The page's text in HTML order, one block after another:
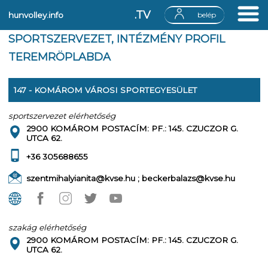
hunvolley.info .TV belép
SPORTSZERVEZET, INTÉZMÉNY PROFIL
TEREMRÖPLABDA
147 - KOMÁROM VÁROSI SPORTEGYESÜLET
sportszervezet elérhetőség
2900 KOMÁROM POSTACÍM: PF.: 145. CZUCZOR G.
UTCA 62.
+36 305688655
szentmihalyianita@kvse.hu ; beckerbalazs@kvse.hu
szakág elérhetőség
2900 KOMÁROM POSTACÍM: PF.: 145. CZUCZOR G.
UTCA 62.